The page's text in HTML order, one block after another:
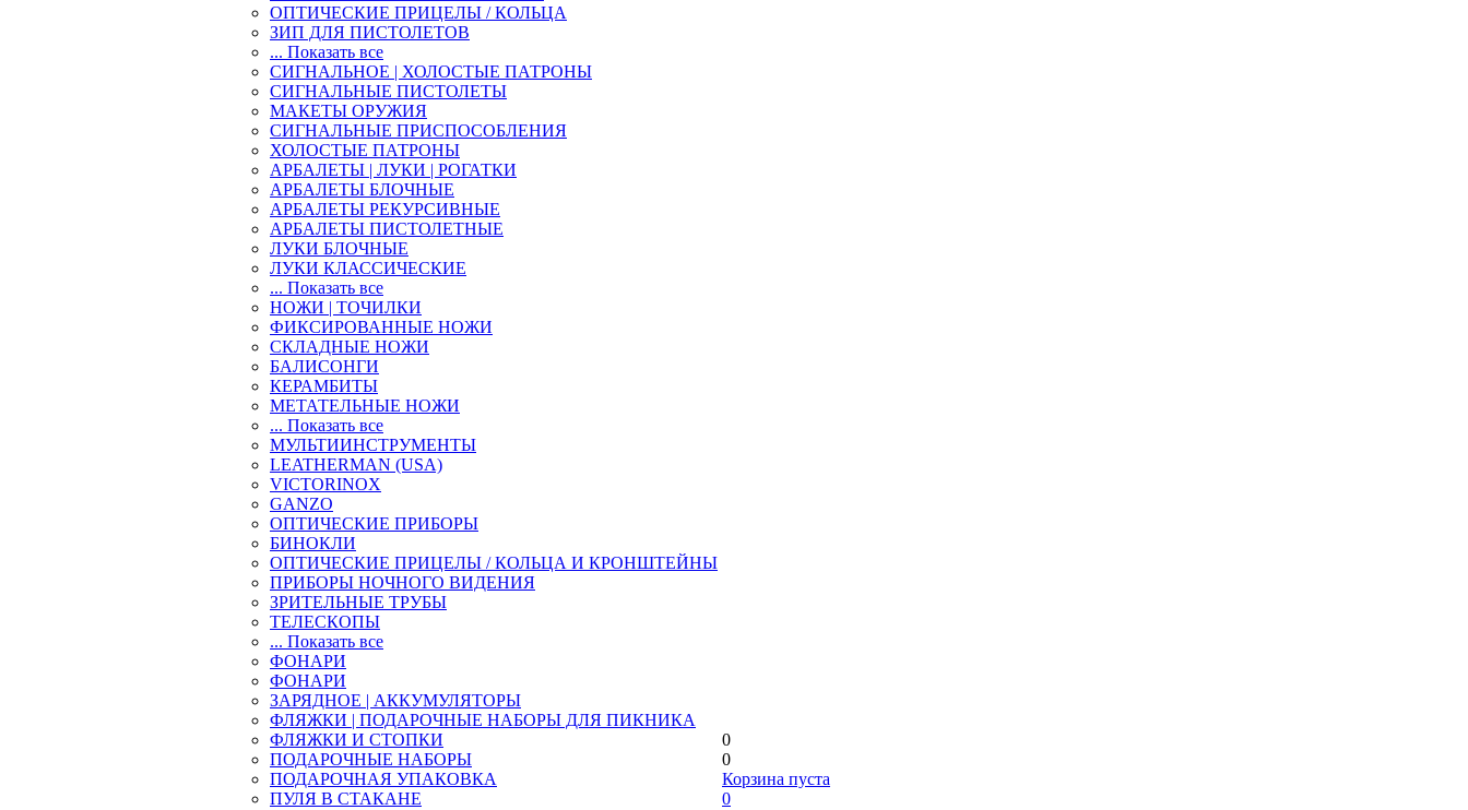
ОПТИЧЕСКИЕ ПРИЦЕЛЫ / КОЛЬЦА
ЗИП ДЛЯ ПИСТОЛЕТОВ
... Показать все
СИГНАЛЬНОЕ | ХОЛОСТЫЕ ПАТРОНЫ
СИГНАЛЬНЫЕ ПИСТОЛЕТЫ
МАКЕТЫ ОРУЖИЯ
СИГНАЛЬНЫЕ ПРИСПОСОБЛЕНИЯ
ХОЛОСТЫЕ ПАТРОНЫ
АРБАЛЕТЫ | ЛУКИ | РОГАТКИ
АРБАЛЕТЫ БЛОЧНЫЕ
АРБАЛЕТЫ РЕКУРСИВНЫЕ
АРБАЛЕТЫ ПИСТОЛЕТНЫЕ
ЛУКИ БЛОЧНЫЕ
ЛУКИ КЛАССИЧЕСКИЕ
... Показать все
НОЖИ | ТОЧИЛКИ
ФИКСИРОВАННЫЕ НОЖИ
СКЛАДНЫЕ НОЖИ
БАЛИСОНГИ
КЕРАМБИТЫ
МЕТАТЕЛЬНЫЕ НОЖИ
... Показать все
МУЛЬТИИНСТРУМЕНТЫ
LEATHERMAN (USA)
VICTORINOX
GANZO
ОПТИЧЕСКИЕ ПРИБОРЫ
БИНОКЛИ
ОПТИЧЕСКИЕ ПРИЦЕЛЫ / КОЛЬЦА И КРОНШТЕЙНЫ
ПРИБОРЫ НОЧНОГО ВИДЕНИЯ
ЗРИТЕЛЬНЫЕ ТРУБЫ
ТЕЛЕСКОПЫ
... Показать все
ФОНАРИ
ФОНАРИ
ЗАРЯДНОЕ | АККУМУЛЯТОРЫ
ФЛЯЖКИ | ПОДАРОЧНЫЕ НАБОРЫ ДЛЯ ПИКНИКА
ФЛЯЖКИ И СТОПКИ
ПОДАРОЧНЫЕ НАБОРЫ
ПОДАРОЧНАЯ УПАКОВКА
ПУЛЯ В СТАКАНЕ
0
0
Корзина пуста
0